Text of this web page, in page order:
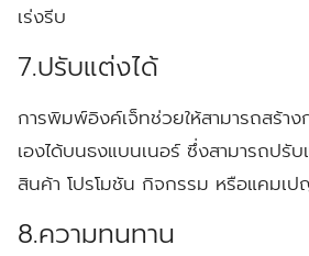
เร่งรีบ
7.ปรับแต่งได้
การพิมพ์อิงค์เจ็ทช่วยให้สามารถสร้า
เองได้บนธงแบนเนอร์ ซึ่งสามารถปรับ
สินค้า โปรโมชัน กิจกรรม หรือแคมเป
8.ความทนทาน